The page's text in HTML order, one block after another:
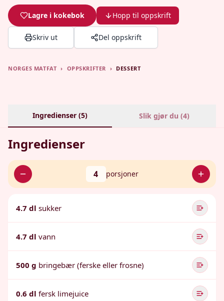
Lagre i kokebok Hopp til oppskrift
Skriv ut Del oppskrift
NORGES MATFAT › OPPSKRIFTER › DESSERT
Ingredienser (5) Slik gjør du (4)
Ingredienser
4 porsjoner
4.7 dl sukker
4.7 dl vann
500 g bringebær (ferske eller frosne)
0.6 dl fersk limejuice